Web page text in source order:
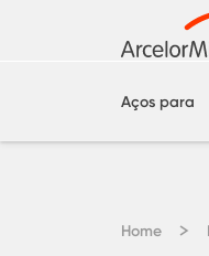
Aços para
Home